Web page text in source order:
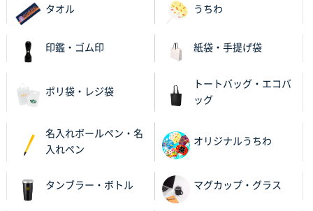
タオル うちわ
印鑑・ゴム印 紙袋・手提げ袋
ポリ袋・レジ袋
トートバッグ・エコバ
ッグ
名入れボールペン・名
入れペン
オリジナルうちわ
タンブラー・ボトル マグカップ・グラス